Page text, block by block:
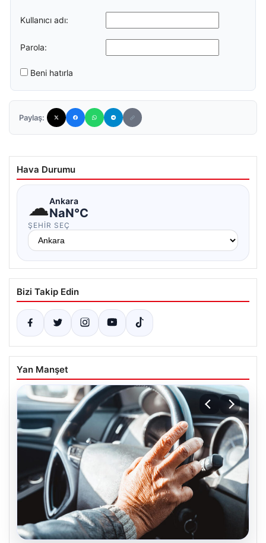
Kullanıcı adı:
Parola:
Beni hatırla
Paylaş:
Hava Durumu
☁Ankara
NaN°C
ŞEHIR SEÇ
Bizi Takip Edin
Yan Manşet